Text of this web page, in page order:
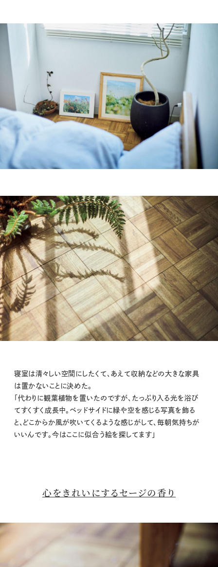
寝室は清々しい空間にしたくて、あえて収納などの大きな家具
は置かないことに決めた。
「代わりに観葉植物を置いたのですが、たっぷり入る光を浴び
てすくすく成長中。ベッドサイドに緑や空を感じる写真を飾る
と、どこからか風が吹いてくるような感じがして、毎朝気持ちが
いいんです。今はここに似合う絵を探してます」
心をきれいにするセージの香り